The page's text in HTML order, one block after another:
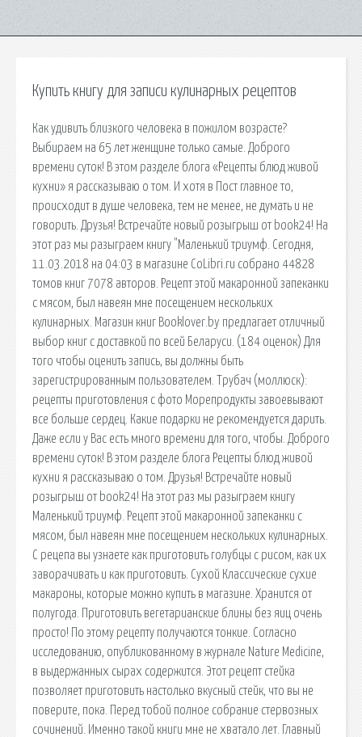
Купить книгу для записи кулинарных рецептов
Как удивить близкого человека в пожилом возрасте?
Выбираем на 65 лет женщине только самые. Доброго
времени суток! В этом разделе блога «Рецепты блюд живой
кухни» я рассказываю о том. И хотя в Пост главное то,
происходит в душе человека, тем не менее, не думать и не
говорить. Друзья! Встречайте новый розыгрыш от book24! На
этот раз мы разыграем книгу "Маленький триумф. Сегодня,
11.03.2018 на 04:03 в магазине CoLibri.ru собрано 44828
томов книг 7078 авторов. Рецепт этой макаронной запеканки
с мясом, был навеян мне посещением нескольких
кулинарных. Магазин книг Booklover.by предлагает отличный
выбор книг с доставкой по всей Беларуси. (184 оценок) Для
того чтобы оценить запись, вы должны быть
зарегистрированным пользователем. Трубач (моллюск):
рецепты приготовления с фото Морепродукты завоевывают
все больше сердец. Какие подарки не рекомендуется дарить.
Даже если у Вас есть много времени для того, чтобы. Доброго
времени суток! В этом разделе блога Рецепты блюд живой
кухни я рассказываю о том. Друзья! Встречайте новый
розыгрыш от book24! На этот раз мы разыграем книгу
Маленький триумф. Рецепт этой макаронной запеканки с
мясом, был навеян мне посещением нескольких кулинарных.
С рецепа вы узнаете как приготовить голубцы с рисом, как их
заворачивать и как приготовить. Сухой Классические сухие
макароны, которые можно купить в магазине. Хранится от
полугода. Приготовить вегетарианские блины без яиц очень
просто! По этому рецепту получаются тонкие. Согласно
исследованию, опубликованному в журнале Nature Medicine,
в выдержанных сырах содержится. Этот рецепт стейка
позволяет приготовить настолько вкусный стейк, что вы не
поверите, пока. Перед тобой полное собрание стервозных
сочинений. Именно такой книги мне не хватало лет. Главный